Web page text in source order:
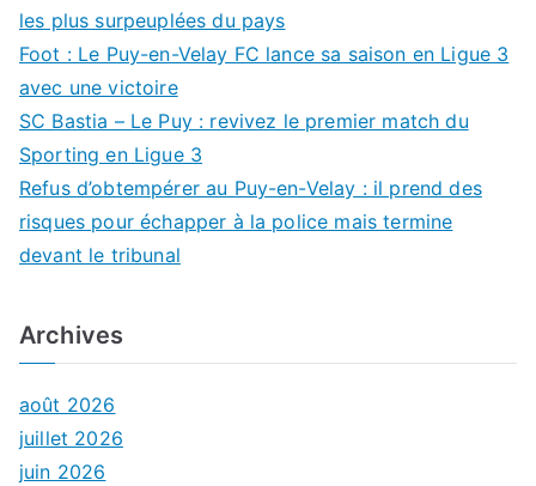
les plus surpeuplées du pays
Foot : Le Puy-en-Velay FC lance sa saison en Ligue 3
avec une victoire
SC Bastia – Le Puy : revivez le premier match du
Sporting en Ligue 3
Refus d’obtempérer au Puy-en-Velay : il prend des
risques pour échapper à la police mais termine
devant le tribunal
Archives
août 2026
juillet 2026
juin 2026